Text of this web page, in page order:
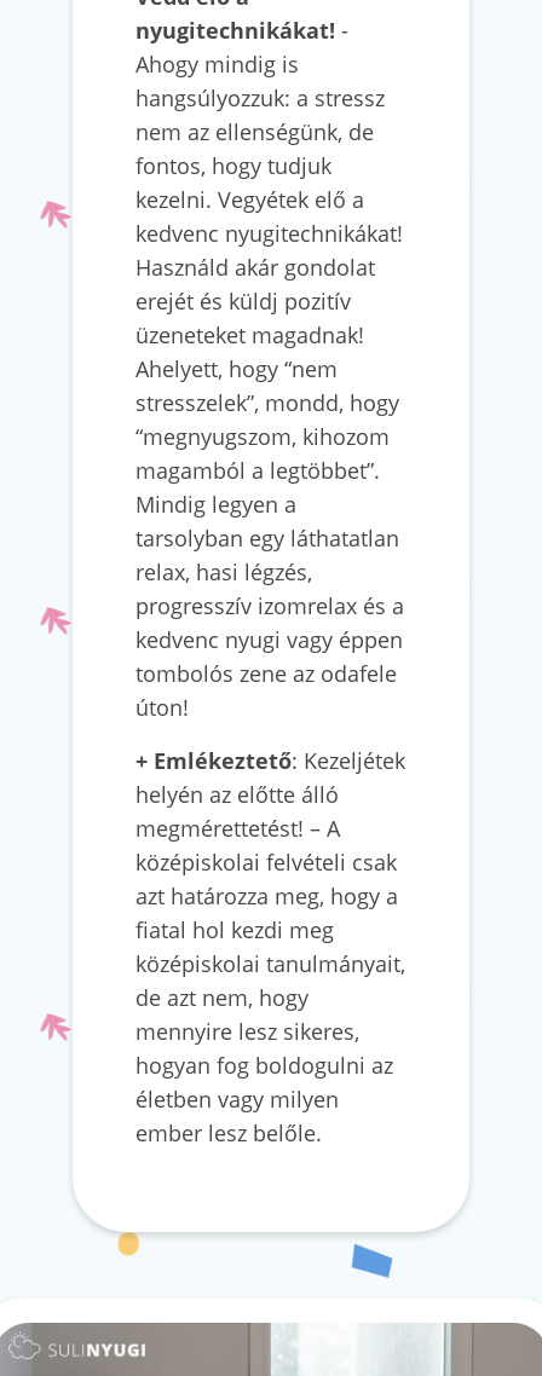
nyugitechnikákat! -
Ahogy mindig is
hangsúlyozzuk: a stressz
nem az ellenségünk, de
fontos, hogy tudjuk
kezelni. Vegyétek elő a
kedvenc nyugitechnikákat!
Használd akár gondolat
erejét és küldj pozitív
üzeneteket magadnak!
Ahelyett, hogy “nem
stresszelek”, mondd, hogy
“megnyugszom, kihozom
magamból a legtöbbet”.
Mindig legyen a
tarsolyban egy láthatatlan
relax, hasi légzés,
progresszív izomrelax és a
kedvenc nyugi vagy éppen
tombolós zene az odafele
úton!
+ Emlékeztető: Kezeljétek
helyén az előtte álló
megmérettetést! – A
középiskolai felvételi csak
azt határozza meg, hogy a
fiatal hol kezdi meg
középiskolai tanulmányait,
de azt nem, hogy
mennyire lesz sikeres,
hogyan fog boldogulni az
életben vagy milyen
ember lesz belőle.